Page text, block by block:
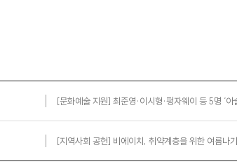
[문화예술 지원] 최준영·이시형·펑자웨이 등 5명 ‘아
[지역사회 공헌] 비에이치, 취약계층을 위한 여름나기